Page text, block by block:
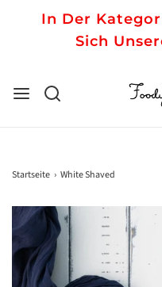
In Der
Sich
Startseite › White Shaved